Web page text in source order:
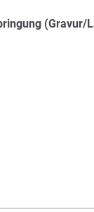
(Gravur/